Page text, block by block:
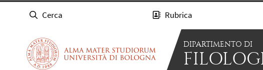
Cerca Rubrica
DIPARTIMENTO DI